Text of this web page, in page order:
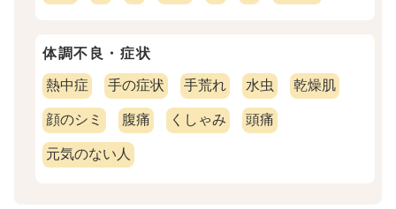
体調不良・症状
熱中症 手の症状 手荒れ 水虫 乾燥肌
顔のシミ 腹痛 くしゃみ 頭痛
元気のない人